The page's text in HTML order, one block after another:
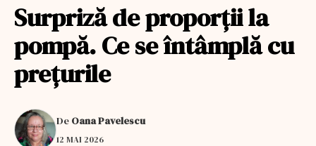
Surpriză de proporții la
pompă. Ce se întâmplă cu
prețurile
De Oana Pavelescu
12 MAI 2026